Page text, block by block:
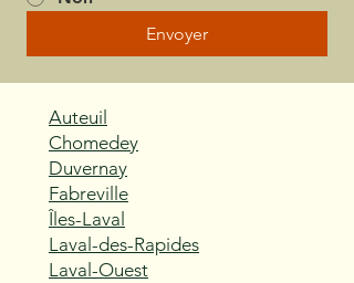
Envoyer
Auteuil
Chomedey
Duvernay
Fabreville
Îles-Laval
Laval-des-Rapides
Laval-Ouest